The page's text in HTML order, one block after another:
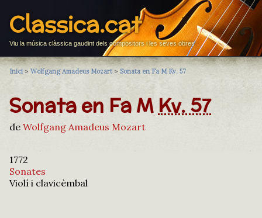
Classica.cat
Viu la música clàssica gaudint dels compositors i les seves obres
Inici > Wolfgang Amadeus Mozart> Sonata en Fa M Kv. 57
Sonata en Fa M Kv. 57
de Wolfgang Amadeus Mozart
1772
Sonates
Violí i clavicèmbal